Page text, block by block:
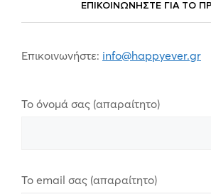
ΕΠΙΚΟΙΝΩΝΗΣΤΕ ΓΙΑ ΤΟ
Επικοινωνήστε: info@happyever.gr
Το όνομά σας (απαραίτητο)
Το email σας (απαραίτητο)